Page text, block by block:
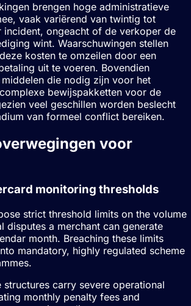
brengen hoge administratieve
vaak variërend van twintig tot
incident, ongeacht of de verkoper de
wint. Waarschuwingen stellen
kosten te omzeilen door een
uit te voeren. Bovendien
die nodig zijn voor het
bewijspakketten voor de
veel geschillen worden beslecht
van formeel conflict bereiken.
voor
monitoring thresholds
strict threshold limits on the volume
disputes a merchant can generate
month. Breaching these limits
mandatory, highly regulated scheme
structures carry severe operational
monthly penalty fees and